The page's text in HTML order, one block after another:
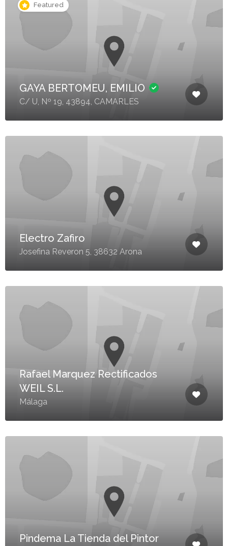
Featured
GAYA BERTOMEU, EMILIO
C/ U, Nº 19, 43894, CAMARLES
Electro Zafiro
Josefina Reveron 5, 38632 Arona
Rafael Marquez Rectificados
WEIL S.L.
Málaga
Pindema La Tienda del Pintor